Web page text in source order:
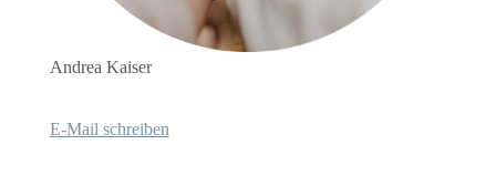
Andrea Kaiser
E-Mail schreiben